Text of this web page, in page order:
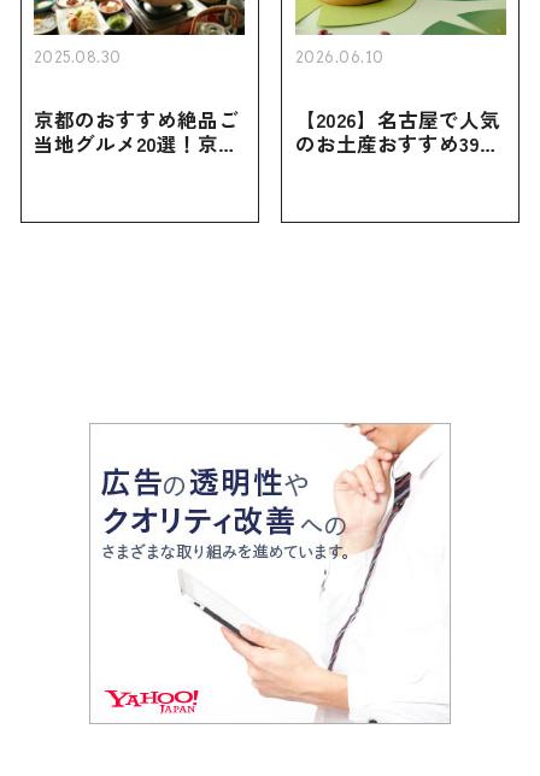
2025.08.30
京都のおすすめ絶品ご
当地グルメ20選！京都
2026.06.10
【2026】名古屋で人気
のお土産おすすめ39選
お土産・ばらまき用ま